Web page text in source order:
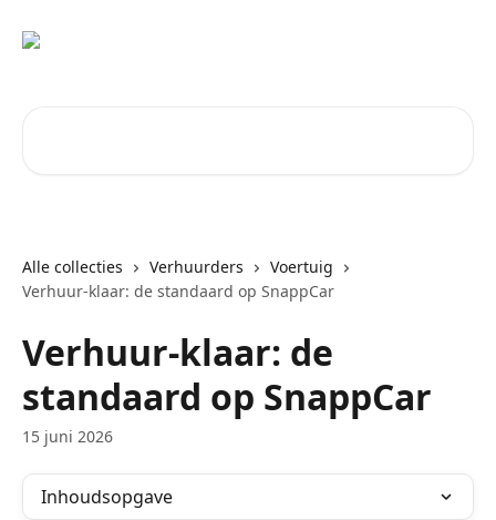
Alle collecties Verhuurders
Voertuig
Verhuur-klaar: de standaard op SnappCar
Verhuur-klaar: de
standaard op SnappCar
15 juni 2026
Inhoudsopgave